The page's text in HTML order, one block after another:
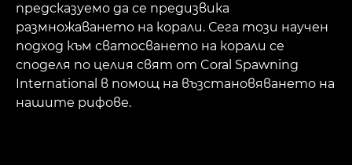
предсказуемо да се предизвика
размножаването на корали. Сега този научен
подход към сватосването на корали се
споделя по целия свят от Coral Spawning
International в помощ на възстановяването на
нашите рифове.